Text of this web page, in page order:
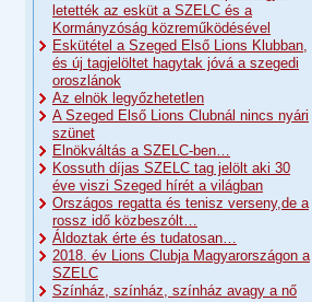
letették az esküt a SZELC és a
Kormányzóság közreműködésével
Eskütétel a Szeged Első Lions Klubban,
és új tagjelöltet hagytak jóvá a szegedi
oroszlánok
Az elnök legyőzhetetlen
A Szeged Első Lions Clubnál nincs nyári
szünet
Elnökváltás a SZELC-ben…
Kossuth díjas SZELC tag jelölt aki 30
éve viszi Szeged hírét a világban
Országos regatta és tenisz verseny,de a
rossz idő közbeszólt…
Áldoztak érte és tudatosan…
2018. év Lions Clubja Magyarországon a
SZELC
Színház, színház, színház avagy a nő